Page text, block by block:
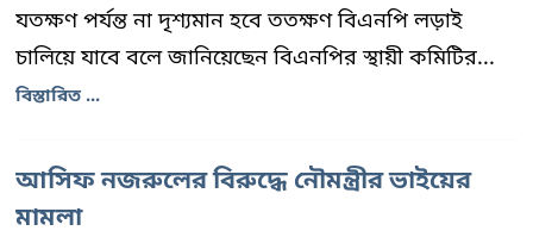
যতক্ষণ পর্যন্ত না দৃশ্যমান হবে ততক্ষণ বিএনপি লড়াই
চালিয়ে যাবে বলে জানিয়েছেন বিএনপির স্থায়ী কমিটির...
বিস্তারিত ...
আসিফ নজরুলের বিরুদ্ধে নৌমন্ত্রীর ভাইয়ের
মামলা